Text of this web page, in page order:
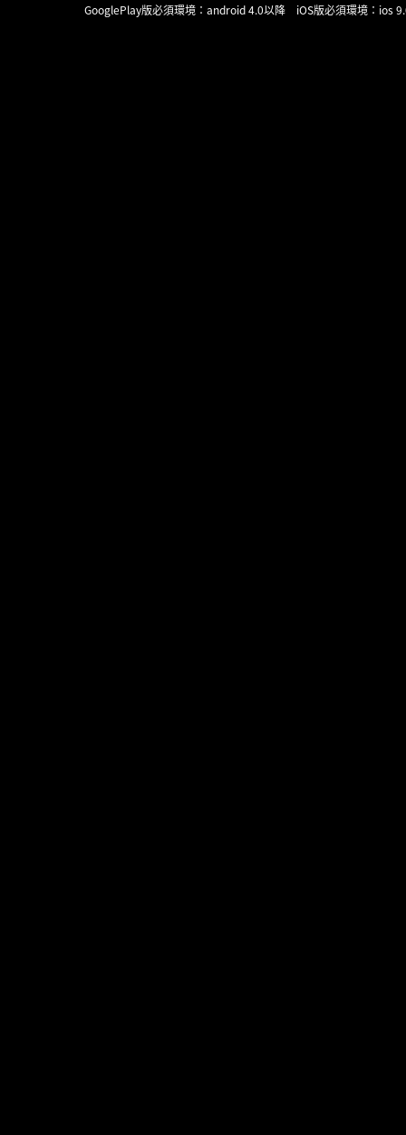
GooglePlay版必須環境：android 4.0以降 iOS版必須環境：ios